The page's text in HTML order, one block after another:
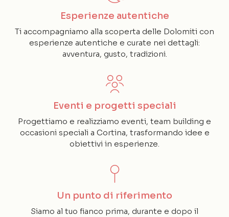
Esperienze autentiche
Ti accompagniamo alla scoperta delle Dolomiti con
esperienze autentiche e curate nei dettagli:
avventura, gusto, tradizioni.
Eventi e progetti speciali
Progettiamo e realizziamo eventi, team building e
occasioni speciali a Cortina, trasformando idee e
obiettivi in esperienze.
Un punto di riferimento
Siamo al tuo fianco prima, durante e dopo il